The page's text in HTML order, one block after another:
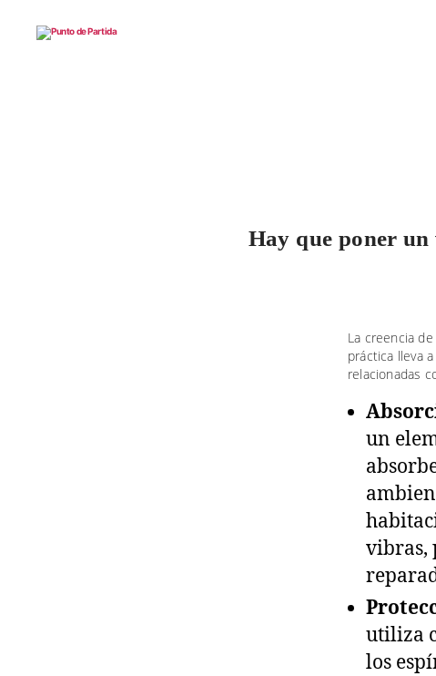
Hay que poner
La creencia
práctica lleva
relacionadas
un
vibras,
utiliza
los